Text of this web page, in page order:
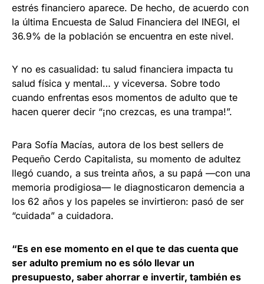
estrés financiero aparece. De hecho, de acuerdo con
la última Encuesta de Salud Financiera del INEGI, el
36.9% de la población se encuentra en este nivel.
Y no es casualidad: tu salud financiera impacta tu
salud física y mental… y viceversa. Sobre todo
cuando enfrentas esos momentos de adulto que te
hacen querer decir “¡no crezcas, es una trampa!”.
Para Sofía Macías, autora de los best sellers de
Pequeño Cerdo Capitalista, su momento de adultez
llegó cuando, a sus treinta años, a su papá —con una
memoria prodigiosa— le diagnosticaron demencia a
los 62 años y los papeles se invirtieron: pasó de ser
“cuidada” a cuidadora.
“Es en ese momento en el que te das cuenta que
ser adulto premium no es sólo llevar un
presupuesto, saber ahorrar e invertir, también es